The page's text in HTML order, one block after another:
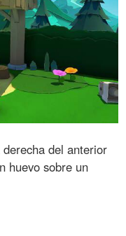
del anterior
huevo sobre un